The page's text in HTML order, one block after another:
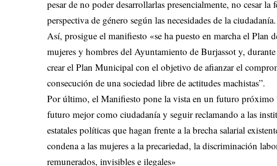
pesar de no poder desarrollarlas presencialmente, no cesar
perspectiva de género según las necesidades de la ciudadanía.
Así, prosigue el manifiesto «se ha puesto en marcha el Plan
mujeres y hombres del Ayuntamiento de Burjassot y,
crear el Plan Municipal con el objetivo de afianzar el
consecución de una sociedad libre de actitudes machistas”.
Por último, el Manifiesto pone la vista en un futuro próximo
futuro mejor como ciudadanía y seguir reclamando a las
estatales políticas que hagan frente a la brecha salarial
condena a las mujeres a la precariedad, la discriminación
remunerados, invisibles e ilegales»